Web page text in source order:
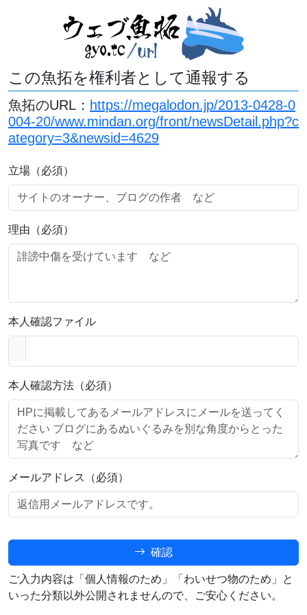
この魚拓を権利者として通報する
魚拓のURL： https://megalodon.jp/2013-0428-0
004-20/www.mindan.org/front/newsDetail.php?c
ategory=3&newsid=4629
立場（必須）
理由（必須）
本人確認ファイル
本人確認方法（必須）
メールアドレス（必須）
確認
ご入力内容は「個人情報のため」「わいせつ物のため」と
いった分類以外公開されませんので、ご安心ください。